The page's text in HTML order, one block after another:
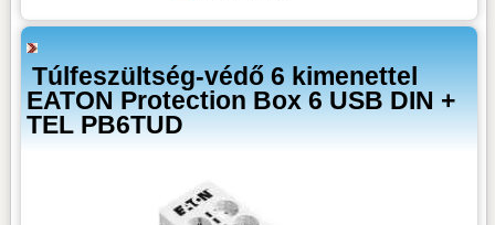
Túlfeszültség-védő 6 kimenettel
EATON Protection Box 6 USB DIN +
TEL PB6TUD